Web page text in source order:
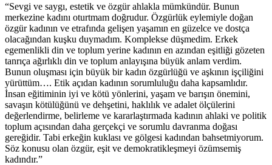
“Sevgi ve saygı, estetik ve özgür ahlakla mümkündür. Bunun
merkezine kadını oturtmam doğrudur. Özgürlük eylemiyle doğan
özgür kadının ve etrafında gelişen yaşamın en güzelce ve dostça
olacağından kuşku duymadım. Komplekse düşmedim. Erkek
egemenlikli din ve toplum yerine kadının en azından eşitliği gözeten
tanrıça ağırlıklı din ve toplum anlayışına büyük anlam verdim.
Bunun oluşması için büyük bir kadın özgürlüğü ve aşkının işçiliğini
yürüttüm…. Etik açıdan kadının sorumluluğu daha kapsamlıdır.
İnsan eğitiminin iyi ve kötü yönlerini, yaşam ve barışın önemini,
savaşın kötülüğünü ve dehşetini, haklılık ve adalet ölçülerini
değerlendirme, belirleme ve kararlaştırmada kadının ahlaki ve politik
toplum açısından daha gerçekçi ve sorumlu davranma doğası
gereğidir. Tabi erkeğin kuklası ve gölgesi kadından bahsetmiyorum.
Söz konusu olan özgür, eşit ve demokratikleşmeyi özümsemiş
kadındır.”